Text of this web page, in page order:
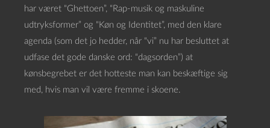
har været “Ghettoen”, “Rap-musik og maskuline
udtryksformer” og “Køn og Identitet”, med den klare
agenda (som det jo hedder, når “vi” nu har besluttet at
udfase det gode danske ord: “dagsorden”) at
kønsbegrebet er det hotteste man kan beskæftige sig
med, hvis man vil være fremme i skoene.